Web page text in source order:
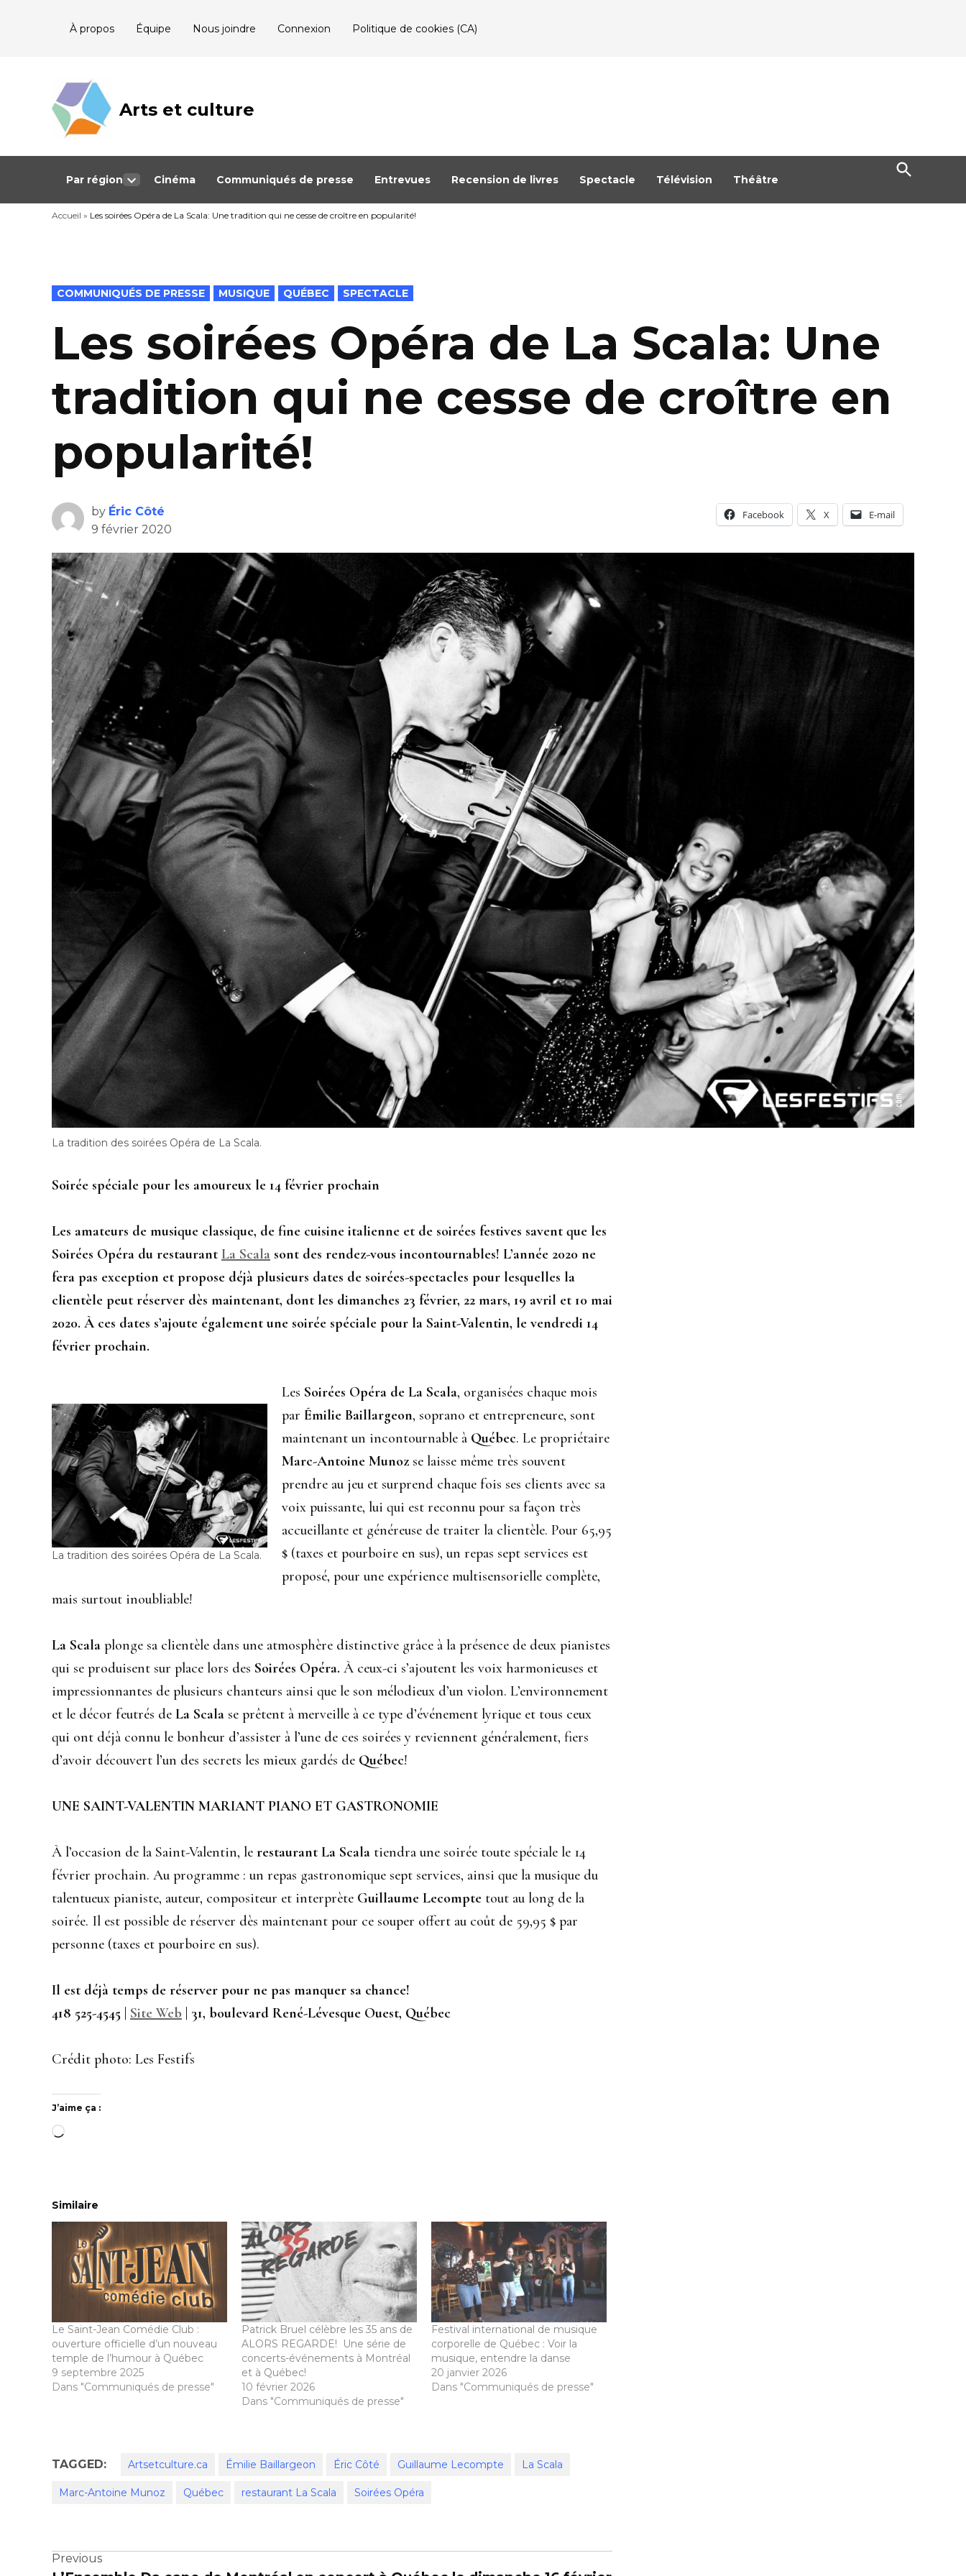
À propos Équipe Nous joindre Connexion Politique de cookies (CA)
Arts et culture
Journalisme
Québec
Par région
dropdown
menu
Cinéma Communiqués de presse Entrevues Recension de livres Spectacle Télévision Théâtre
Open
Search
Accueil » Les soirées Opéra de La Scala: Une tradition qui ne cesse de croître en popularité!
POSTED
IN
COMMUNIQUÉS DE PRESSE MUSIQUE QUÉBEC SPECTACLE
Les soirées Opéra de La Scala: Une
tradition qui ne cesse de croître en
popularité!
by Éric Côté
9 février 2020
Facebook X E-mail
La tradition des soirées Opéra de La Scala.
Soirée spéciale pour les amoureux le 14 février prochain
Les amateurs de musique classique, de fine cuisine italienne et de soirées festives savent que les
Soirées Opéra du restaurant La Scala sont des rendez-vous incontournables! L’année 2020 ne
fera pas exception et propose déjà plusieurs dates de soirées-spectacles pour lesquelles la
clientèle peut réserver dès maintenant, dont les dimanches 23 février, 22 mars, 19 avril et 10 mai
2020. À ces dates s’ajoute également une soirée spéciale pour la Saint-Valentin, le vendredi 14
février prochain.
La tradition des soirées Opéra de La Scala.
Les Soirées Opéra de La Scala, organisées chaque mois
par Émilie Baillargeon, soprano et entrepreneure, sont
maintenant un incontournable à Québec. Le propriétaire
Marc-Antoine Munoz se laisse même très souvent
prendre au jeu et surprend chaque fois ses clients avec sa
voix puissante, lui qui est reconnu pour sa façon très
accueillante et généreuse de traiter la clientèle. Pour 65,95
$ (taxes et pourboire en sus), un repas sept services est
proposé, pour une expérience multisensorielle complète,
mais surtout inoubliable!
La Scala plonge sa clientèle dans une atmosphère distinctive grâce à la présence de deux pianistes
qui se produisent sur place lors des Soirées Opéra. À ceux-ci s’ajoutent les voix harmonieuses et
impressionnantes de plusieurs chanteurs ainsi que le son mélodieux d’un violon. L’environnement
et le décor feutrés de La Scala se prêtent à merveille à ce type d’événement lyrique et tous ceux
qui ont déjà connu le bonheur d’assister à l’une de ces soirées y reviennent généralement, fiers
d’avoir découvert l’un des secrets les mieux gardés de Québec!
UNE SAINT-VALENTIN MARIANT PIANO ET GASTRONOMIE
À l’occasion de la Saint-Valentin, le restaurant La Scala tiendra une soirée toute spéciale le 14
février prochain. Au programme : un repas gastronomique sept services, ainsi que la musique du
talentueux pianiste, auteur, compositeur et interprète Guillaume Lecompte tout au long de la
soirée. Il est possible de réserver dès maintenant pour ce souper offert au coût de 59,95 $ par
personne (taxes et pourboire en sus).
Il est déjà temps de réserver pour ne pas manquer sa chance!
418 525-4545 | Site Web | 31, boulevard René-Lévesque Ouest, Québec
Crédit photo: Les Festifs
J’aime ça :
Chargement…
Similaire
Le Saint-Jean Comédie Club :
ouverture officielle d’un nouveau
temple de l’humour à Québec
9 septembre 2025
Dans "Communiqués de presse"
Patrick Bruel célèbre les 35 ans de
ALORS REGARDE! Une série de
concerts-événements à Montréal
et à Québec!
10 février 2026
Dans "Communiqués de presse"
Festival international de musique
corporelle de Québec : Voir la
musique, entendre la danse
20 janvier 2026
Dans "Communiqués de presse"
TAGGED: Artsetculture.ca Émilie Baillargeon Éric Côté Guillaume Lecompte La Scala
Marc-Antoine Munoz Québec restaurant La Scala Soirées Opéra
Navigation
Previous